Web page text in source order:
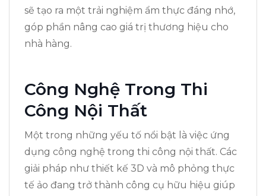
sẽ tạo ra một trải nghiệm ẩm thực đáng nhớ,
góp phần nâng cao giá trị thương hiệu cho
nhà hàng.
Công Nghệ Trong Thi
Công Nội Thất
Một trong những yếu tố nổi bật là việc ứng
dụng công nghệ trong thi công nội thất. Các
giải pháp như thiết kế 3D và mô phỏng thực
tế ảo đang trở thành công cụ hữu hiệu giúp